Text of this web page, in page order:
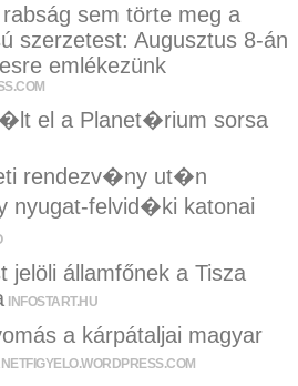
sem törte meg a
szerzetest: Augusztus 8-án
emlékezünk
el a Planet�rium sorsa
rendezv�ny ut�n
nyugat-felvid�ki katonai
jelöli államfőnek a Tisza
INFOSTART.HU
a kárpátaljai magyar